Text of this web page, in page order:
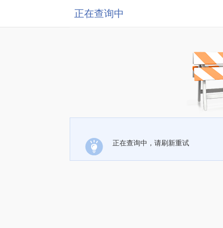
正在查询中
正在查询中，请刷新重试